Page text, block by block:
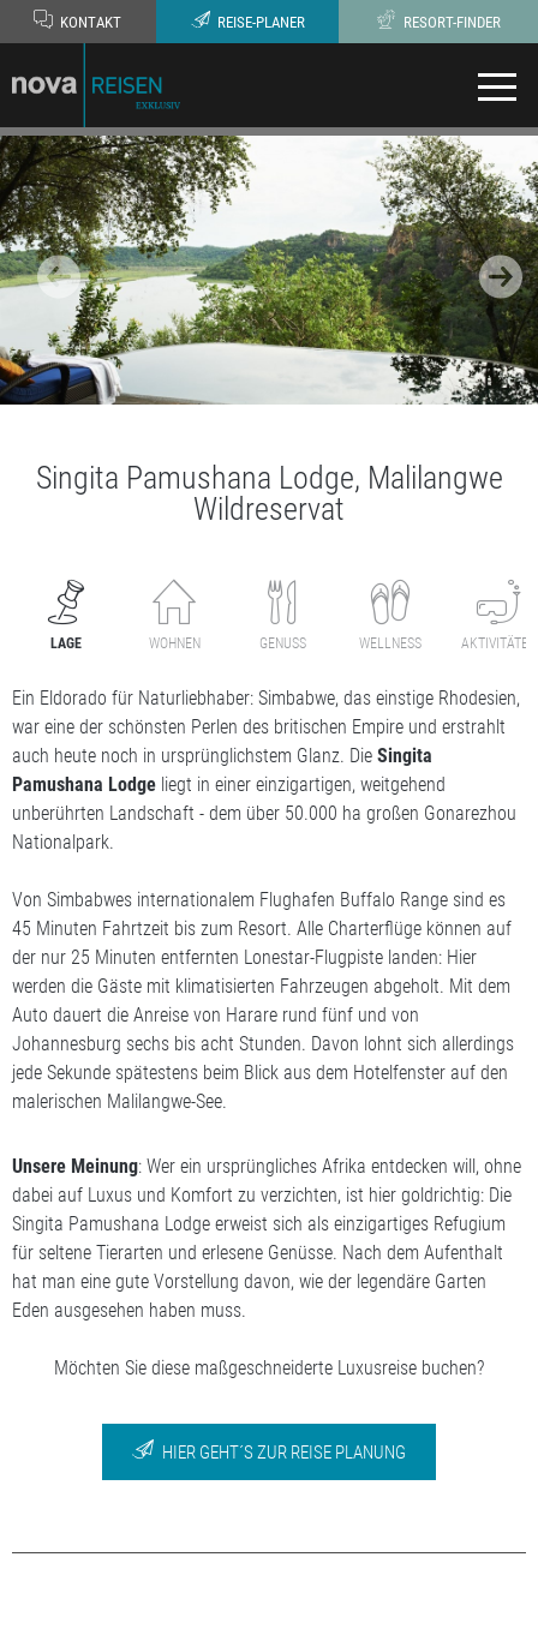
KONTAKT REISE-PLANER RESORT-FINDER
Singita Pamushana Lodge, Malilangwe
Wildreservat
LAGE WOHNEN GENUSS WELLNESS AKTIVITÄTEN
Ein Eldorado für Naturliebhaber: Simbabwe, das einstige Rhodesien,
war eine der schönsten Perlen des britischen Empire und erstrahlt
auch heute noch in ursprünglichstem Glanz. Die Singita
Pamushana Lodge liegt in einer einzigartigen, weitgehend
unberührten Landschaft - dem über 50.000 ha großen Gonarezhou
Nationalpark.
Von Simbabwes internationalem Flughafen Buffalo Range sind es
45 Minuten Fahrtzeit bis zum Resort. Alle Charterflüge können auf
der nur 25 Minuten entfernten Lonestar-Flugpiste landen: Hier
werden die Gäste mit klimatisierten Fahrzeugen abgeholt. Mit dem
Auto dauert die Anreise von Harare rund fünf und von
Johannesburg sechs bis acht Stunden. Davon lohnt sich allerdings
jede Sekunde spätestens beim Blick aus dem Hotelfenster auf den
malerischen Malilangwe-See.
Unsere Meinung: Wer ein ursprüngliches Afrika entdecken will, ohne
dabei auf Luxus und Komfort zu verzichten, ist hier goldrichtig: Die
Singita Pamushana Lodge erweist sich als einzigartiges Refugium
für seltene Tierarten und erlesene Genüsse. Nach dem Aufenthalt
hat man eine gute Vorstellung davon, wie der legendäre Garten
Eden ausgesehen haben muss.
Möchten Sie diese maßgeschneiderte Luxusreise buchen?
HIER GEHT´S ZUR REISE PLANUNG